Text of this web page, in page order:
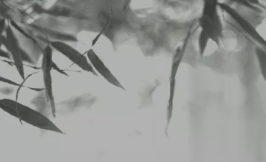
二子玉川 中華料理 杏仁坊